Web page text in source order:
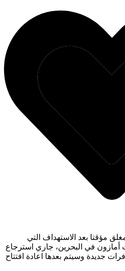
مؤقتا بعد الاستهداف التي
في البحرين، جاري استرجاع
جديدة وسيتم بعدها اعادة افتتاح